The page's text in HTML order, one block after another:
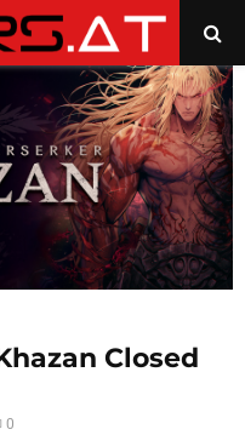
Closed
0